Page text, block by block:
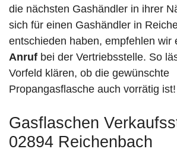
die nächsten Gashändler in ihrer
sich für einen Gashändler in
entschieden haben, empfehlen wir
Anruf bei der Vertriebsstelle. So
Vorfeld klären, ob die gewünschte
Propangasflasche auch vorrätig ist!
Gasflaschen
02894 Reichenbach